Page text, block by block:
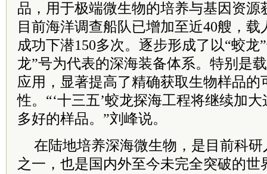
品，用于极端微生物的培养与基因资源
目前海洋调查船队已增加至近40艘，载
成功下潜150多次。逐步形成了以“蛟龙
龙”号为代表的深海装备体系。特别是
应用，显著提高了精确获取生物样品的
性。“‘十三五’蛟龙探海工程将继续加
多好的样品。”刘峰说。
在陆地培养深海微生物，是目前科
之一，也是国内外至今未完全突破的世